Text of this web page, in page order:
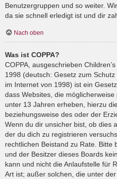
Benutzergruppen und so weiter.
da sie schnell erledigt ist und dir
Nach oben
Was ist COPPA?
COPPA, ausgeschrieben
1998 (deutsch: Gesetz zum
im Internet von 1998) ist ein
dass Websites, die
unter 13 Jahren erheben, hierzu
beziehungsweise des oder der
Wenn du dir unsicher bist, ob dies
der du dich zu registrieren
rechtlichen Beistand zu Rate. Bitte
und der Besitzer dieses Boards
kann und nicht die Anlaufstelle für
Art ist; außer solchen, die unter